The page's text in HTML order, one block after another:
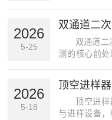
污染或仪器损
吹扫条件优化
质的调整是控
2026
5-25
双通道二
双通道二
测的核心前处
室内空气、
下：一、双通
设计，配备...
2026
5-18
顶空进
与进样设备